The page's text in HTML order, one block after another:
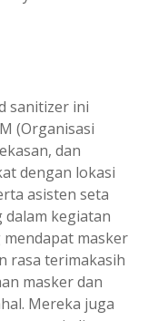
sanitizer ini
(Organisasi
dan
dengan lokasi
asisten seta
kegiatan
masker
rasa terimakasih
masker dan
Mereka juga